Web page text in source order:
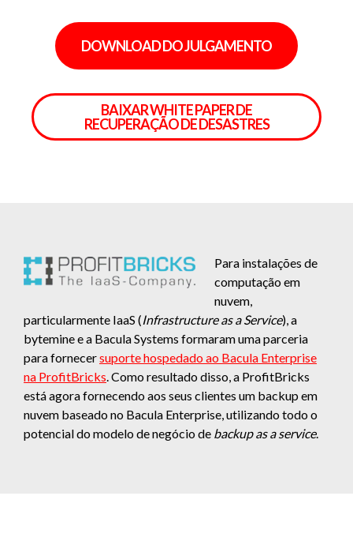
DOWNLOAD DO JULGAMENTO
BAIXAR WHITE PAPER DE
RECUPERAÇÃO DE DESASTRES
Para instalações de
computação em
nuvem,
particularmente IaaS (Infrastructure as a Service), a
bytemine e a Bacula Systems formaram uma parceria
para fornecersuporte hospedado ao Bacula Enterprise
na ProfitBricks. Como resultado disso, a ProfitBricks
está agora fornecendo aos seus clientes um backup em
nuvem baseado no Bacula Enterprise, utilizando todo o
potencial do modelo de negócio de backup as a service.